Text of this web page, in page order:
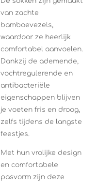
van zachte
bamboevezels,
waardoor ze heerlijk
comfortabel aanvoelen.
Dankzij de ademende,
vochtregulerende en
antibacteriële
eigenschappen blijven
je voeten fris en droog,
zelfs tijdens de langste
feestjes.
Met hun vrolijke design
en comfortabele
pasvorm zijn deze